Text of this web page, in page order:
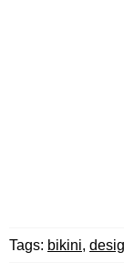
Tags: bikini,